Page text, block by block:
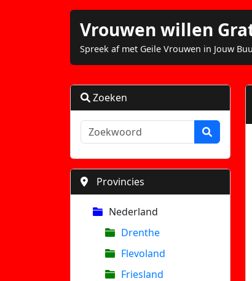
Vrouwen willen
Spreek af met Geile Vrouwen in Jouw
Zoeken
Provincies
Nederland
Drenthe
Flevoland
Friesland